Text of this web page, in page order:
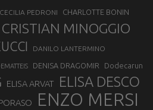
CECILIA PEDRONI CHARLOTTE BONIN
CRISTIAN MINOGGIO
DANILO LANTERMINO
DENISA DRAGOMIR Dodecarun
ELISA ARVAT ELISA DESCO
ENZO MERSI